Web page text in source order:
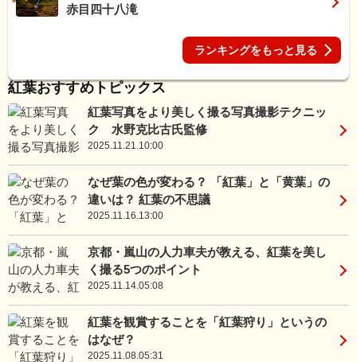
赤目四十八滝
ランキングをもっと見る
紅葉おすすめトピックス
紅葉写真をより美しく撮る写真撮影テクニッ
ク 水野克比古氏監修
2025.11.21.10:00
なぜ葉の色が変わる？ 「紅葉」と「黄葉」の
違いは？ 紅葉の不思議
2025.11.16.13:00
京都・嵐山の人力車夫が教える、紅葉を美し
く撮る5つのポイント
2025.11.14.05:08
紅葉を観賞することを「紅葉狩り」というの
はなぜ？
2025.11.08.05:31